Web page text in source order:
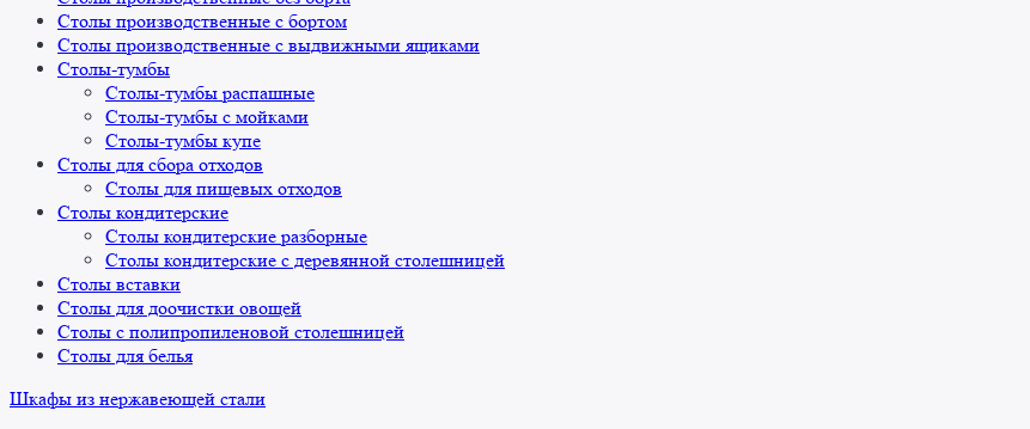
Столы производственные с бортом
Столы производственные с выдвижными ящиками
Столы-тумбы
Столы-тумбы распашные
Столы-тумбы с мойками
Столы-тумбы купе
Столы для сбора отходов
Столы для пищевых отходов
Столы кондитерские
Столы кондитерские разборные
Столы кондитерские с деревянной столешницей
Столы вставки
Столы для доочистки овощей
Столы с полипропиленовой столешницей
Столы для белья
Шкафы из нержавеющей стали